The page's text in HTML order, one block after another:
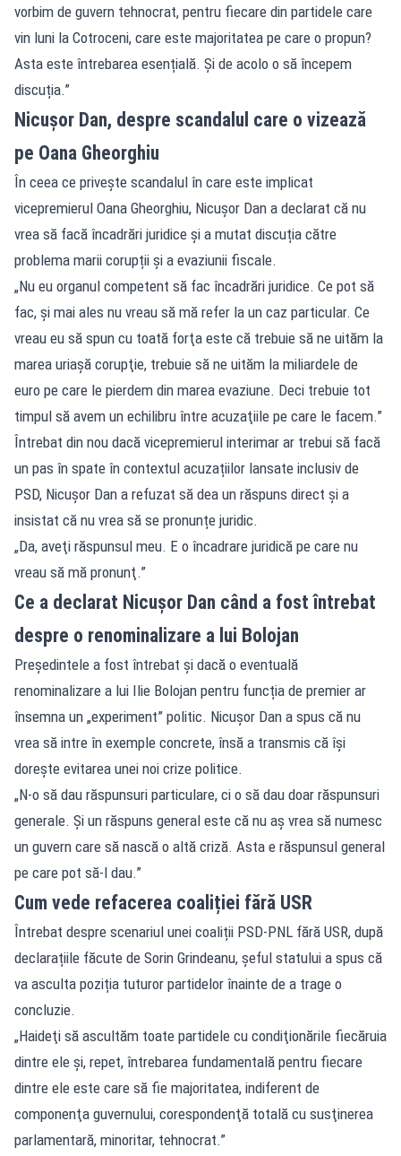
vorbim de guvern tehnocrat, pentru fiecare din partidele care
vin luni la Cotroceni, care este majoritatea pe care o propun?
Asta este întrebarea esențială. Și de acolo o să începem
discuția.”
Nicușor Dan, despre scandalul care o vizează
pe Oana Gheorghiu
În ceea ce privește scandalul în care este implicat
vicepremierul Oana Gheorghiu, Nicușor Dan a declarat că nu
vrea să facă încadrări juridice și a mutat discuția către
problema marii corupții și a evaziunii fiscale.
„Nu eu organul competent să fac încadrări juridice. Ce pot să
fac, şi mai ales nu vreau să mă refer la un caz particular. Ce
vreau eu să spun cu toată forţa este că trebuie să ne uităm la
marea uriaşă corupţie, trebuie să ne uităm la miliardele de
euro pe care le pierdem din marea evaziune. Deci trebuie tot
timpul să avem un echilibru între acuzaţiile pe care le facem.”
Întrebat din nou dacă vicepremierul interimar ar trebui să facă
un pas în spate în contextul acuzațiilor lansate inclusiv de
PSD, Nicușor Dan a refuzat să dea un răspuns direct și a
insistat că nu vrea să se pronunțe juridic.
„Da, aveţi răspunsul meu. E o încadrare juridică pe care nu
vreau să mă pronunţ.”
Ce a declarat Nicușor Dan când a fost întrebat
despre o renominalizare a lui Bolojan
Președintele a fost întrebat și dacă o eventuală
renominalizare a lui Ilie Bolojan pentru funcția de premier ar
însemna un „experiment” politic. Nicușor Dan a spus că nu
vrea să intre în exemple concrete, însă a transmis că își
dorește evitarea unei noi crize politice.
„N-o să dau răspunsuri particulare, ci o să dau doar răspunsuri
generale. Şi un răspuns general este că nu aş vrea să numesc
un guvern care să nască o altă criză. Asta e răspunsul general
pe care pot să-l dau.”
Cum vede refacerea coaliției fără USR
Întrebat despre scenariul unei coaliții PSD-PNL fără USR, după
declarațiile făcute de Sorin Grindeanu, șeful statului a spus că
va asculta poziția tuturor partidelor înainte de a trage o
concluzie.
„Haideţi să ascultăm toate partidele cu condiţionările fiecăruia
dintre ele şi, repet, întrebarea fundamentală pentru fiecare
dintre ele este care să fie majoritatea, indiferent de
componenţa guvernului, corespondenţă totală cu susţinerea
parlamentară, minoritar, tehnocrat.”